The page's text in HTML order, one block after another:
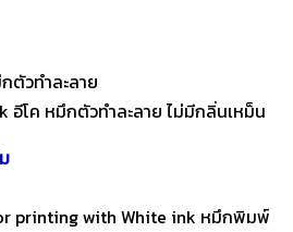
ตัวทำละลาย
อีโค หมึกตัวทำละลาย ไม่มีกลิ่นเหม็น
printing with White ink หมึกพิมพ์